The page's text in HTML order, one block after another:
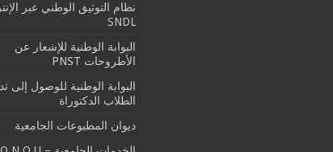
نظام التوثيق الوطني عبر
SNDL
البوابة الوطنية للإشعار عن
الأطروحات PNST
البوابة الوطنية للوصول إلى
الطلاب الدكتوراة
ديوان المطبوعات الجامعية